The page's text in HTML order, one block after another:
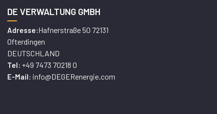
DE VERWALTUNG GMBH
Adresse:Hafnerstraße 50 72131
Ofterdingen
DEUTSCHLAND
Tel: +49 7473 70218 0
E-Mail: info@DEGERenergie.com